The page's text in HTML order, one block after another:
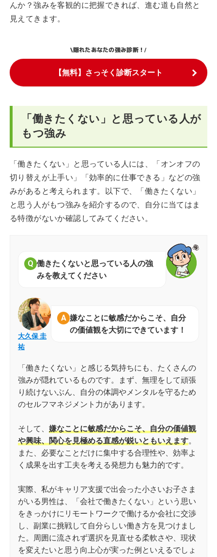
んか？強みを客観的に把握できれば、進む道も自然と
見えてきます。
\隠れたあなたの強み診断！/
【無料】さっそく診断スタート
「働きたくない」と思っている人が
もつ強み
「働きたくない」と思っている人には、「オンオフの
切り替えが上手い」「効率的に仕事できる」などの強
みがあると考えられます。以下で、「働きたくない」
と思う人がもつ強みを紹介するので、自分に当てはま
る特徴がないか確認してみてください。
働きたくないと思っている人の強
みを教えてください
大久保 圭
祐
嫌なことに敏感だからこそ、自分
の価値観を大切にできています！
「働きたくない」と感じる気持ちにも、たくさんの
強みが隠れているものです。まず、無理をして頑張
り続けないぶん、自分の体調やメンタルを守るため
のセルフマネジメント力があります。
そして、 嫌なことに敏感だからこそ、自分の価値観
や興味、関心を見極める直感が鋭いともいえます。
また、必要なことだけに集中する合理性や、効率よ
く成果を出す工夫を考える発想力も魅力的です。
実際、私がキャリア支援で出会った小さいお子さま
がいる男性は、「会社で働きたくない」という思い
をきっかけにリモートワークで働けるか会社に交渉
し、副業に挑戦して自分らしい働き方を見つけまし
た。周囲に流されず選択を見直せる柔軟さや、現状
を変えたいと思う向上心が実った例といえるでしょ